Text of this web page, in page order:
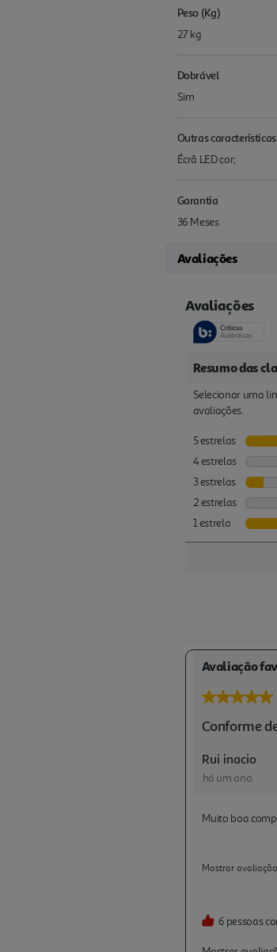
Peso (Kg)
27 kg
Dobrável
Sim
Outras características
Écrã LED cor;
Garantia
36 Meses
Avaliações